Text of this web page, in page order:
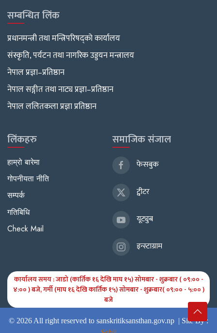
सम्बन्धित लिंक
प्रधानमन्त्री तथा मन्त्रिपरिषद्को कार्यालय
संस्कृति, पर्यटन तथा नागरिक उड्डयन मन्त्रालय
नेपाल प्रज्ञा–प्रतिष्ठान
नेपाल सङ्गीत तथा नाट्य प्रज्ञा–प्रतिष्ठान
नेपाल ललितकला प्रज्ञा प्रतिष्ठान
लिंकहरु
हाम्रो बारेमा
गोपनीयता नीति
सम्पर्क
गतिबिधि
Check Mail
समाजिक संजाल
फेसबुक
ट्वीटर
यूट्युब
इन्स्टाग्राम
कार्यालय समय : जाडो (कार्तिक १६ देखि माघ १५) सोमबार - शुक्रबार ( ०९:०० -
४:०० ) बजे, गर्मी (माघ १६ देखि कार्तिक १५) सोमबार - शुक्रबार( ०९:०० - ५:०० )
बजे
© 2026 All right reserved to sanskritiksansthan.gov.np | Site By :